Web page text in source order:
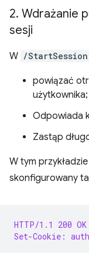
2. Wdrażanie
sesji
W /StartSession
powiązać
użytkownika;
Odpowiada
Zastąp
W tym
skonfigurowany
HTTP/1.1 200 OK
Set-Cookie: